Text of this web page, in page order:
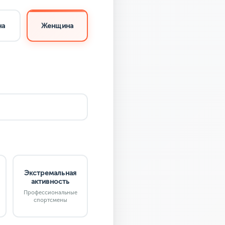
Женщина
Экстремальная
активность
Профессиональные
спортсмены